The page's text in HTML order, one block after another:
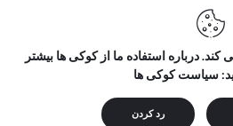
نو نیوز" محفوظ است و هرگونه کپی
ذکر منبع ممنوع می باشد.
درباره استفاده ما از کوکی ها بیشتر
سیاست کوکی ها
رد کردن